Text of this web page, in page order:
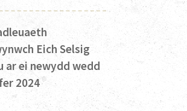
Eich Selsig
ar ei newydd wedd
2024